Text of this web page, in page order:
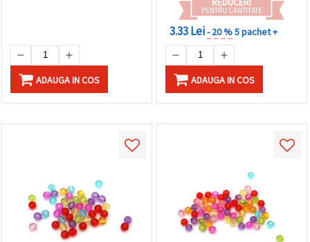
ADAUGA IN COS
PENTRU CANTITATE
3.33 Lei- 20 %5 pachet +
ADAUGA IN COS